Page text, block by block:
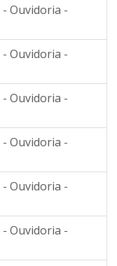
Ouvidoria -
Ouvidoria -
Ouvidoria -
Ouvidoria -
Ouvidoria -
Ouvidoria -